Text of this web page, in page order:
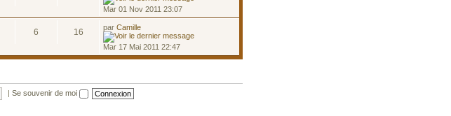
Mar 01 Nov 2011 23:07
6 16 parCamille
Mar 17 Mai 2011 22:47
| Se souvenir de moi